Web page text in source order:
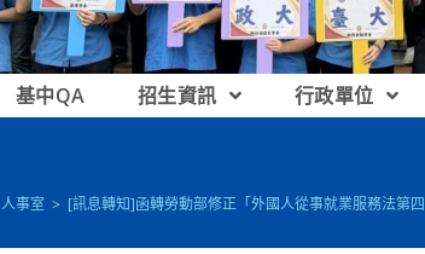
基中QA 招生資訊 行政單位
人事室 > [訊息轉知]函轉勞動部修正「外國人從事就業服務法第